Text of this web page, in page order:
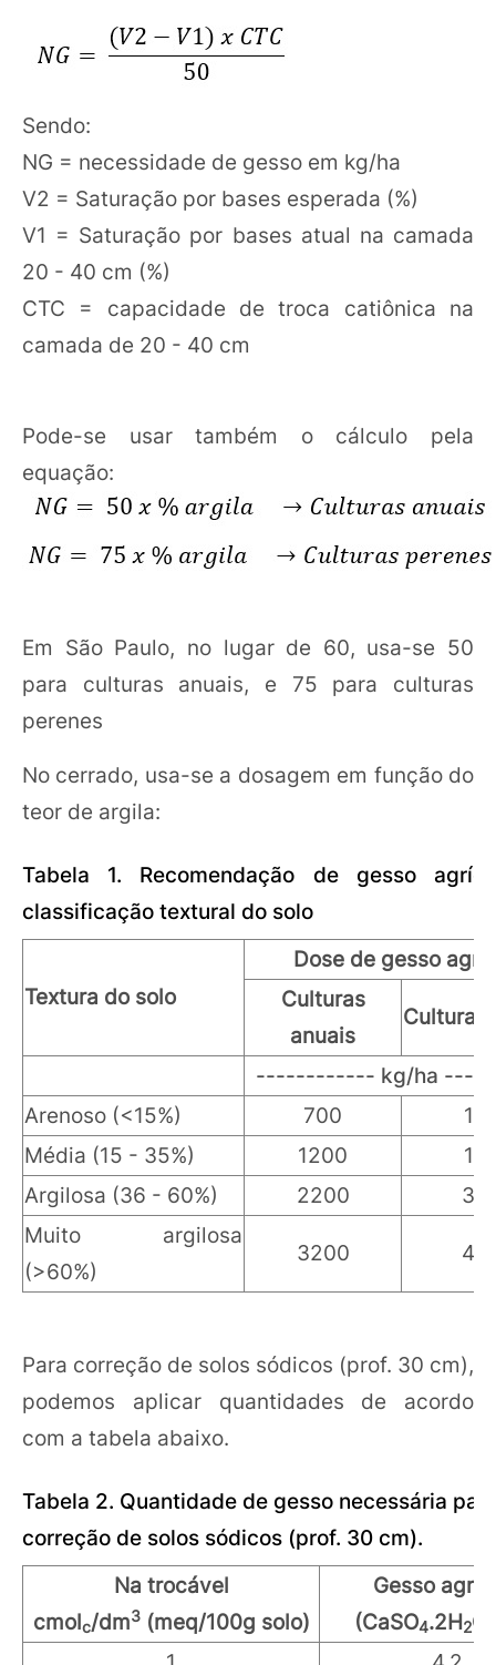
Sendo:
NG = necessidade de gesso em kg/ha
V2 = Saturação por bases esperada (%)
V1 = Saturação por bases atual na camada
20 - 40 cm (%)
CTC = capacidade de troca catiônica na
camada de 20 - 40 cm
Pode-se usar também o cálculo pela
equação:
Em São Paulo, no lugar de 60, usa-se 50
para culturas anuais, e 75 para culturas
perenes
No cerrado, usa-se a dosagem em função do
teor de argila:
Tabela 1. Recomendação de gesso
classificação textural do solo
Textura do solo
Dose de gesso
Culturas
anuais
Culturas
------------ kg/ha
Arenoso (<15%)
700
Média (15 - 35%)
1200
Argilosa (36 - 60%)
2200
Muito argilosa
(>60%)
3200
Para correção de solos sódicos (prof. 30 cm),
podemos aplicar quantidades de acordo
com a tabela abaixo.
Tabela 2. Quantidade de gesso necessária
correção de solos sódicos (prof. 30 cm).
Na trocável
cmolc/dm3(meq/100g solo)
Gesso
(CaSO4.2H2